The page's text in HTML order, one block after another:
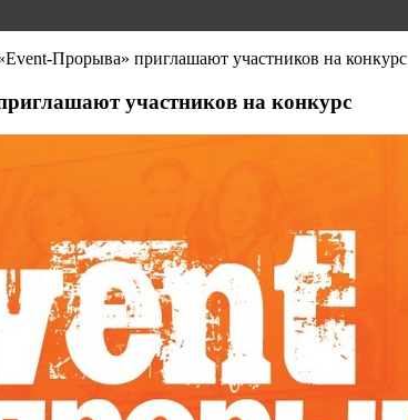
Прорыва» приглашают участников на конкурс
участников на конкурс